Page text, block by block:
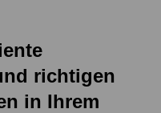
richtigen
in Ihrem